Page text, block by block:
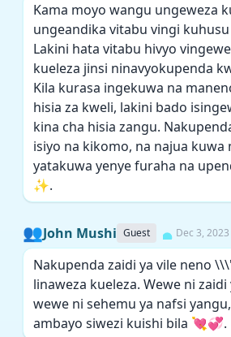
Kama moyo wangu ungeweza
ungeandika vitabu vingi
Lakini hata vitabu hivyo
kueleza jinsi ninavyokupenda
Kila kurasa ingekuwa na
hisia za kweli, lakini bado
kina cha hisia zangu.
isiyo na kikomo, na najua kuwa
yatakuwa yenye furaha na
✨.
👥John Mushi Guest Dec 3, 2023
Nakupenda zaidi ya vile neno
linaweza kueleza. Wewe ni zaidi
wewe ni sehemu ya nafsi
ambayo siwezi kuishi bila 💘💞.